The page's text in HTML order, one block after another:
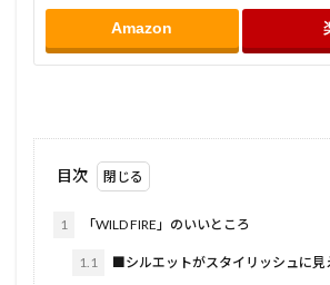
Amazon
目次
1 「WILD FIRE」のいいところ
1.1 ■シルエットがスタイリッシュに見